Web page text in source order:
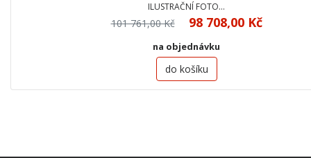
ILUSTRAČNÍ FOTO…
101 761,00 Kč 98 708,00 Kč
na objednávku
do košíku